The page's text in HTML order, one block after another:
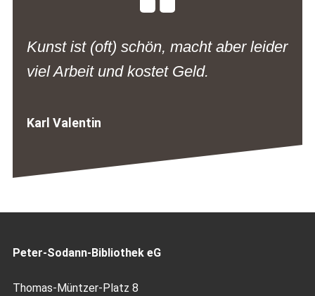
Kunst ist (oft) schön, macht aber leider
viel Arbeit und kostet Geld.
Karl Valentin
Peter-Sodann-Bibliothek eG
Thomas-Müntzer-Platz 8